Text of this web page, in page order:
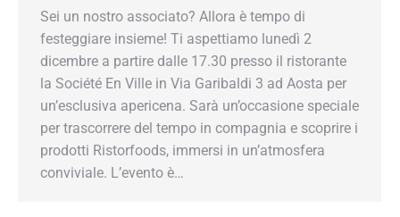
Sei un nostro associato? Allora è tempo di
festeggiare insieme! Ti aspettiamo lunedì 2
dicembre a partire dalle 17.30 presso il ristorante
la Société En Ville in Via Garibaldi 3 ad Aosta per
un’esclusiva apericena. Sarà un’occasione speciale
per trascorrere del tempo in compagnia e scoprire i
prodotti Ristorfoods, immersi in un’atmosfera
conviviale. L’evento è…